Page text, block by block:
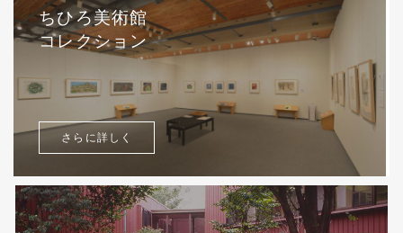
ちひろ美術館
コレクション
さらに詳しく